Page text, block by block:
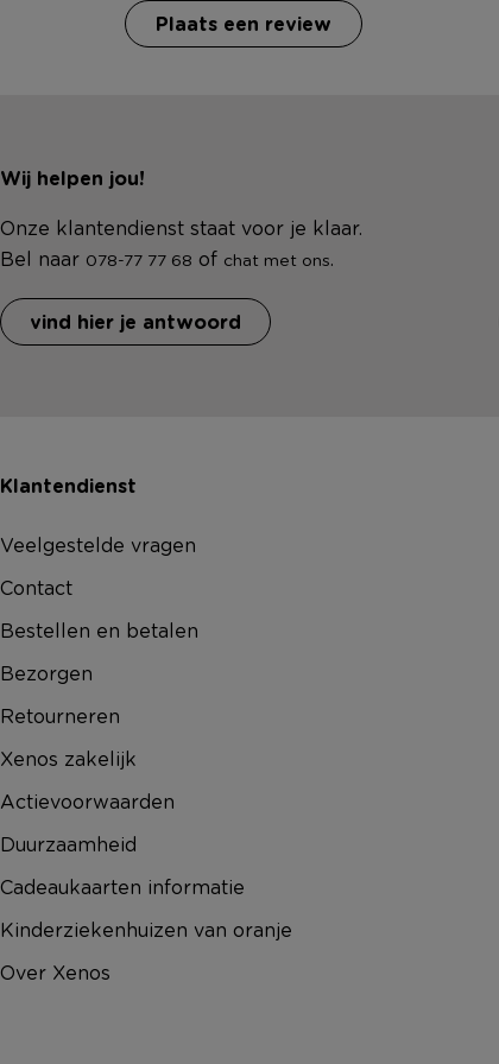
Plaats een review
Wij helpen jou!
Onze klantendienst staat voor je klaar.
Bel naar 078-77 77 68 of chat met ons.
vind hier je antwoord
Klantendienst
Veelgestelde vragen
Contact
Bestellen en betalen
Bezorgen
Retourneren
Xenos zakelijk
Actievoorwaarden
Duurzaamheid
Cadeaukaarten informatie
Kinderziekenhuizen van oranje
Over Xenos